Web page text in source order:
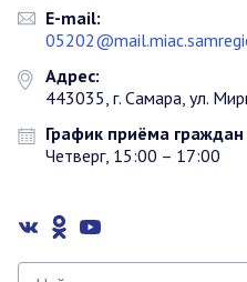
E-mail:
Адрес:
443035, г. Самара, ул.
График приёма граждан
Четверг, 15:00 – 17:00